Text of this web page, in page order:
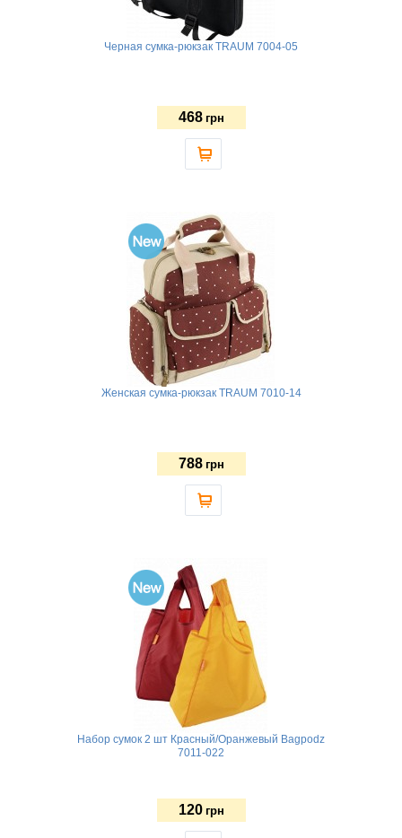
Черная сумка-рюкзак TRAUM 7004-05
468 грн
Женская сумка-рюкзак TRAUM 7010-14
788 грн
Набор сумок 2 шт Красный/Оранжевый Bagpodz
7011-022
120 грн